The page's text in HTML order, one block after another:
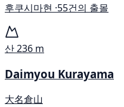
후쿠시마현 ·55건의 출몰
산236 m
Daimyou Kurayama
大名倉山